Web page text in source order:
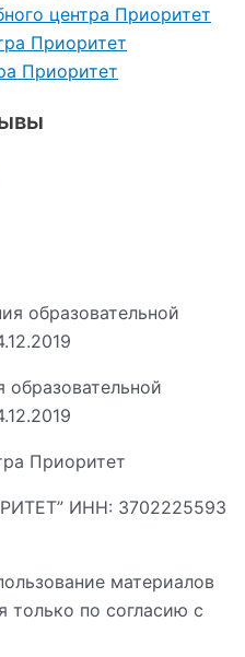
образовательной
ИНН: 3702225593
материалов
только по согласию с